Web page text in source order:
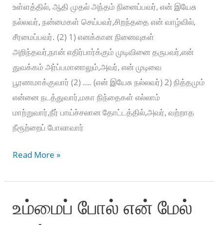
உள்ளத்தில், ஆதி முதல் அந்தம் நினைப்பவர், என் இயேசு
நல்லவர், நன்மைகள் செய்பவர்,சிறந்ததை என் வாழ்வில்,
சீரமைப்பவர். (2) 1) எனக்கான நினைவுகள்
அறிந்தவர்,நான் எதிர்பார்க்கும் முடிவினை தருபவர்,என்
துவக்கம் அர்ப்பமானாலும்,அவர், என் முடிவை
பூரணமாக்குவார் (2) …. (என் இயேசு நல்லவர்) 2) நித்தமும்
என்னை நடத்துவார்,மகா நிந்தைகள் எல்லாம்
மாற்றுவார்,நீர் பாய்ச்சலான தோட்டத்தில்,அவர், வற்றாத
நீரூற்றைப் போலாவார்
சகலத்தையும்
–
Sakalathayum
naerthiyaakavae
Read More »
உம்மைப் போல் என் மேல்